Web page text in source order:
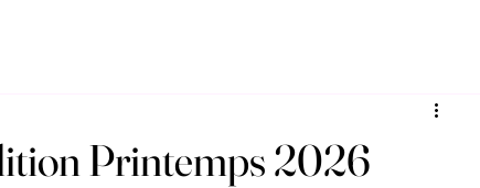
Printemps 2026